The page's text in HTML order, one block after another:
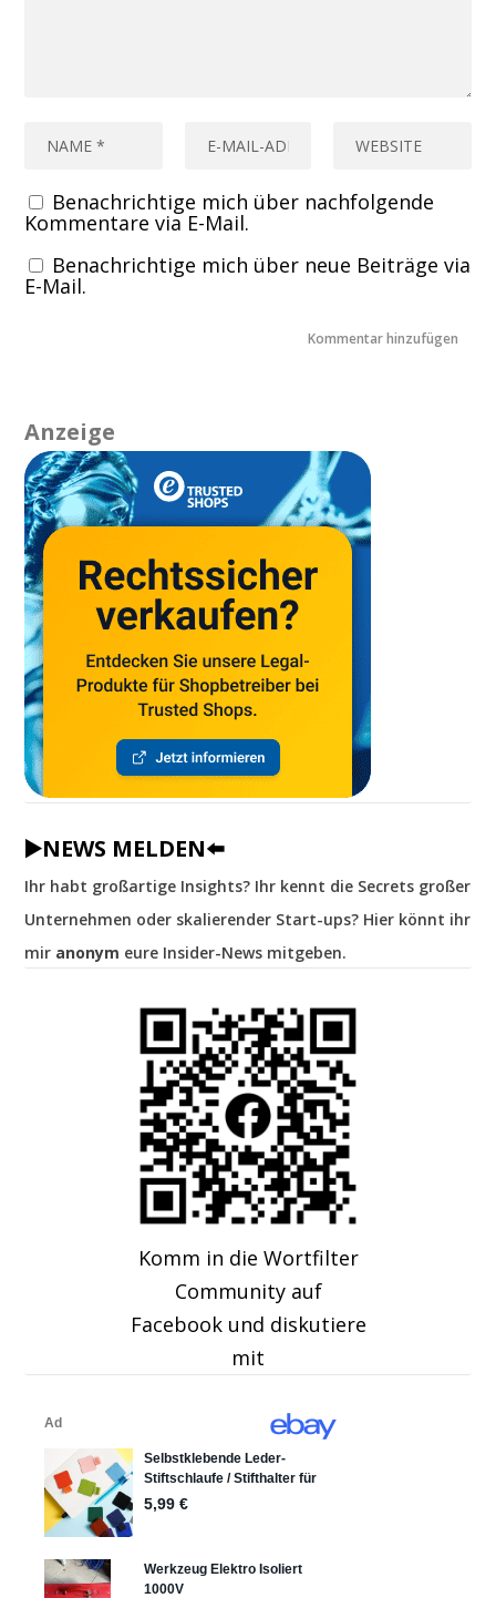
Benachrichtige mich über nachfolgende
Kommentare via E-Mail.
Benachrichtige mich über neue Beiträge via
E-Mail.
Anzeige
▶️NEWS MELDEN⬅️
Ihr habt großartige Insights? Ihr kennt die Secrets großer
Unternehmen oder skalierender Start-ups? Hier könnt ihr
mir anonym eure Insider-News mitgeben.
Komm in die Wortfilter
Community auf
Facebook und diskutiere
mit